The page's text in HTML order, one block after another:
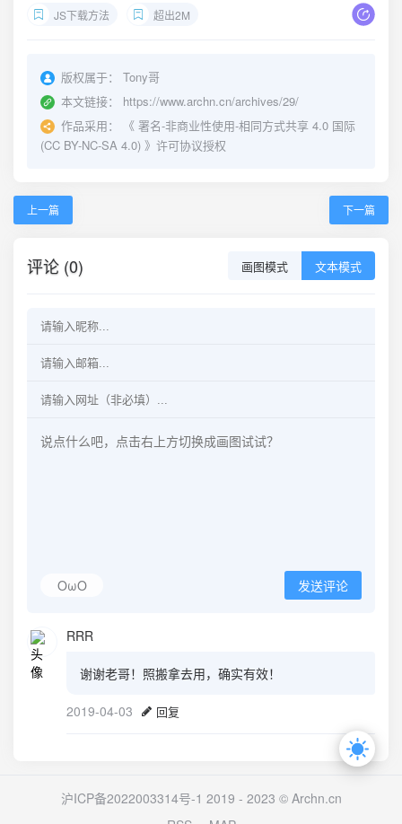
JS下载方法 超出2M
版权属于：
Tony哥
本文链接：
https://www.archn.cn/archives/29/
作品采用：
《 署名-非商业性使用-相同方式共享 4.0 国际
(CC BY-NC-SA 4.0) 》许可协议授权
上一篇 下一篇
评论 (0) 画图模式 文本模式
OωO 发送评论
RRR
谢谢老哥！照搬拿去用，确实有效！
2019-04-03 回复
沪ICP备2022003314号-1 2019 - 2023 ©Archn.cn